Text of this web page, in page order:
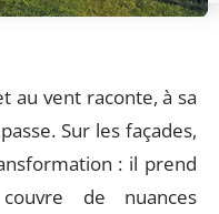
au vent raconte, à sa
Sur les façades,
: il prend
de nuances